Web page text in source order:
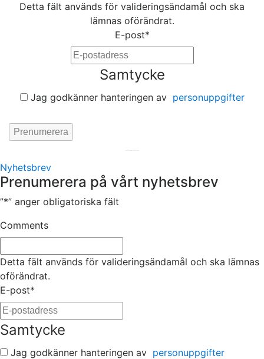
Detta fält används för valideringsändamål och ska
lämnas oförändrat.
E-post*
Samtycke
Jag godkänner hanteringen av personuppgifter
Nyhetsbrev
Prenumerera på vårt nyhetsbrev
”*” anger obligatoriska fält
Comments
Detta fält används för valideringsändamål och ska lämnas
oförändrat.
E-post*
Samtycke
Jag godkänner hanteringen av personuppgifter